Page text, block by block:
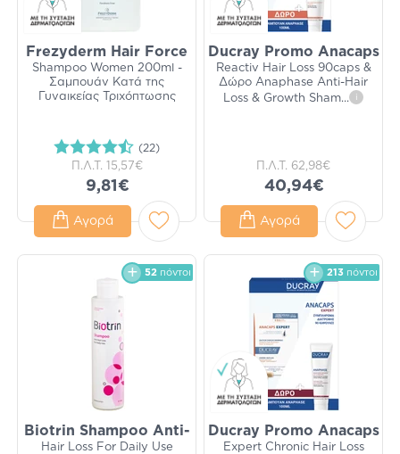
Frezyderm Hair Force
Shampoo Women 200ml -
Σαμπουάν Κατά της
Γυναικείας Τριχόπτωσης
(22)
Π.Λ.Τ. 15,57€
9,81€
Αγορά
Ducray Promo Anacaps
Reactiv Hair Loss 90caps &
Δώρο Anaphase Anti-Hair
Loss & Growth Sham... i
Π.Λ.Τ. 62,98€
40,94€
Αγορά
52 πόντοι
Biotrin Shampoo Anti-
Hair Loss For Daily Use
213 πόντοι
Ducray Promo Anacaps
Expert Chronic Hair Loss